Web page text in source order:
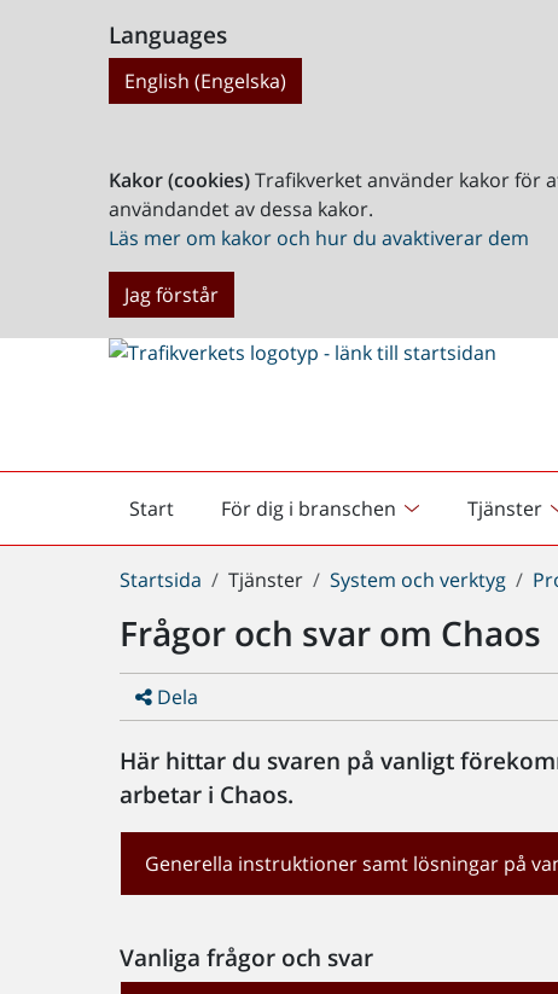
Languages
English (Engelska)
Kakor (cookies)Trafikverket använder kakor för
användandet av dessa kakor.
Läs mer om kakor och hur du avaktiverar dem
Jag förstår
Start
Startsida För dig i branschen Tjänster
Du
här:
Startsida Tjänster System och verktyg
Frågor och svar om Chaos
Dela
Här hittar du svaren på vanligt
arbetar i Chaos.
Generella instruktioner samt lösningar på
Vanliga frågor och svar